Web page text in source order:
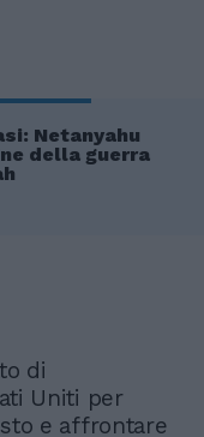
Netanyahu
della guerra
di
Uniti per
e affrontare